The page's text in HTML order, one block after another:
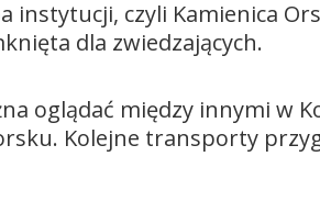
instytucji, czyli Kamienica
dla zwiedzających.
oglądać między innymi w
Kolejne transporty